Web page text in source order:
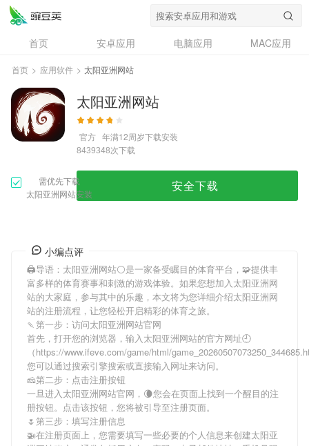
首页 安卓应用 电脑应用
MAC应用
资讯
专题
问答
首页 > 应用软件 > 太阳亚洲网站
太阳亚洲网站
官方 年满12周岁下载安装
8439348次下载
需优先下载
太阳亚洲网站安装
安全下载
小编点评
🖨导语： 太阳亚洲网站⚪是一家备受瞩目的体育平台，🧩提供丰
富多样的体育赛事和刺激的游戏体验。如果您想加入太阳亚洲网
站的大家庭，参与其中的乐趣，本文将为您详细介绍太阳亚洲网
站的注册流程，让您轻松开启精彩的体育之旅。
🍡第一步：访问太阳亚洲网站官网
首先，打开您的浏览器，输入太阳亚洲网站的官方网址🕘
（https://www.ifeve.com/game/html/
您可以通过搜索引擎搜索或直接输入网址来访问。
🧀第二步：点击注册按钮
一旦进入太阳亚洲网站官网，🌘您会在页面上找到一个醒目的注
册按钮。点击该按钮，您将被引导至注册页面。
🌷第三步：填写注册信息
🚁在注册页面上，您需要填写一些必要的个人信息来创建太阳亚